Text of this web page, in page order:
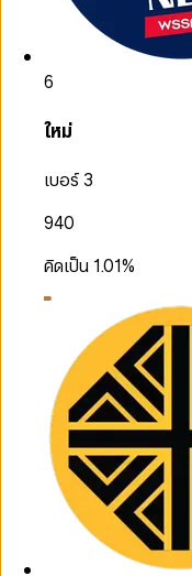
6
ใหม่
เบอร์ 3
940
คิดเป็น 1.01%